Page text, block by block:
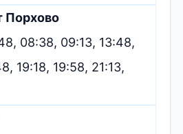
Порхово
08:38, 09:13, 13:48,
19:18, 19:58, 21:13,